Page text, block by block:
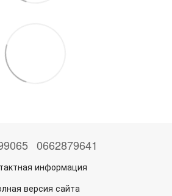
0662879641
информация
версия сайта